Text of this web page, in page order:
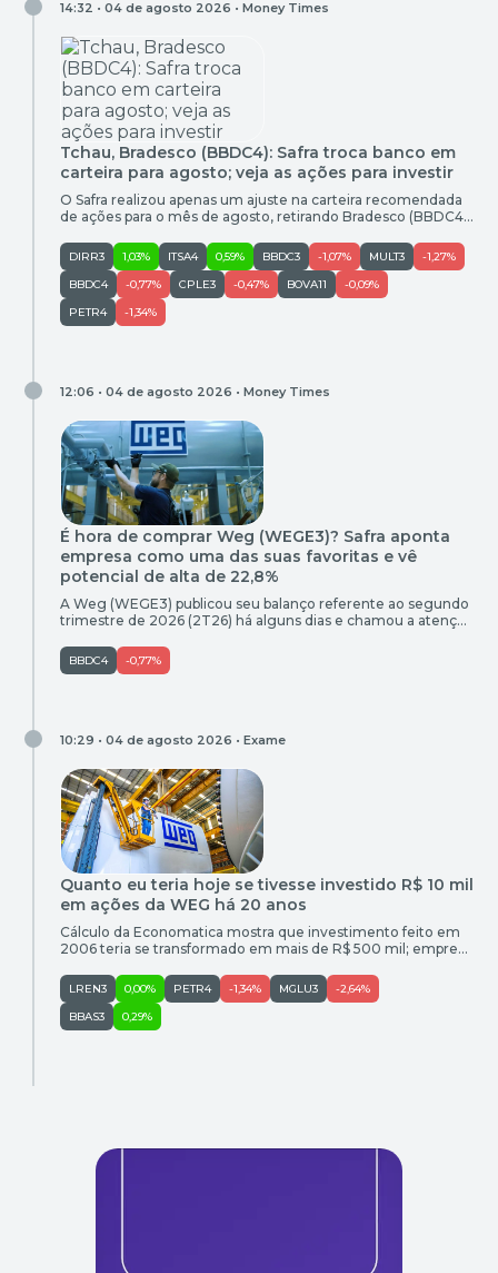
14:32 • 04 de agosto 2026 • Money Times
Tchau, Bradesco (BBDC4): Safra troca banco em
carteira para agosto; veja as ações para investir
O Safra realizou apenas um ajuste na carteira recomendada
de ações para o mês de agosto, retirando Bradesco (BBDC4)
mais desafiador para os bancos de forma geral, os analistas
optaram por reduzir a exposição ao setor financeiro por meio
da saída de Bradesco, tendo em […]
DIRR3 1,03% ITSA4 0,59% BBDC3 -1,07% MULT3
-1,27%
BBDC4
-0,77% CPLE3 -0,47% BOVA11
-0,09%
PETR4
-1,34%
12:06 • 04 de agosto 2026 • Money Times
É hora de comprar Weg (WEGE3)? Safra aponta
empresa como uma das suas favoritas e vê
potencial de alta de 22,8%
A Weg (WEGE3) publicou seu balanço referente ao segundo
trimestre de 2026 (2T26) há alguns dias e chamou a atenção
recomendação de neutro para compra, com um preço-alvo
de R$ 59,20 para os próximos 12 meses. Isso representa um
BBDC4 -0,77%
10:29 • 04 de agosto 2026 • Exame
Quanto eu teria hoje se tivesse investido R$ 10 mil
em ações da WEG há 20 anos
Cálculo da Economatica mostra que investimento feito em
2006 teria se transformado em mais de R$ 500 mil; empresa
LREN3 0,00% PETR4 -1,34% MGLU3
-2,64%
BBAS3
0,29%